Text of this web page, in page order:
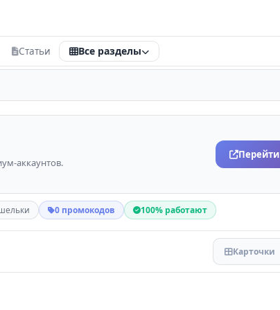
Статьи Все разделы
ТОП
карты
Все калькуляторы
Накопления
Конвертер валют
Калькулятор НДФЛ
аккаунтов.
0 промокодов 100% работают
Карточки